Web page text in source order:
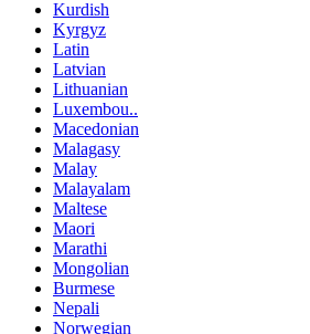
Kurdish
Kyrgyz
Latin
Latvian
Lithuanian
Luxembou..
Macedonian
Malagasy
Malay
Malayalam
Maltese
Maori
Marathi
Mongolian
Burmese
Nepali
Norwegian